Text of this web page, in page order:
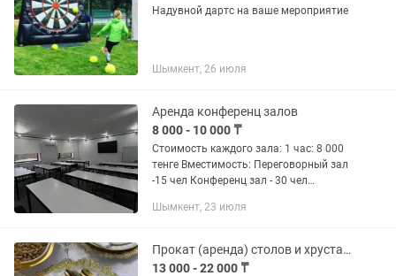
Надувной дартс на ваше мероприятие
Шымкент, 26 июля
Аренда конференц залов
8 000 - 10 000 ₸
Стоимость каждого зала: 1 час: 8 000
тенге Вместимость: Переговорный зал
-15 чел Конференц зал - 30 чел
доска, проектор, кондиционер, WiFi В
Шымкент, 23 июля
Прокат (аренда) столов и хрустальных стульев
13 000 - 22 000 ₸